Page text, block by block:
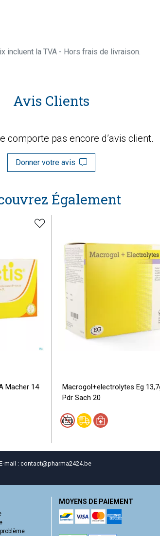
incluent la TVA - Hors frais de livraison.
Avis Clients
comporte pas encore d’avis client.
Donner votre avis
Également
Macher 14
Macrogol+electrolytes Eg
Pdr Sach 20
mail : contact@pharma2424.be
MOYENS DE PAIEMENT